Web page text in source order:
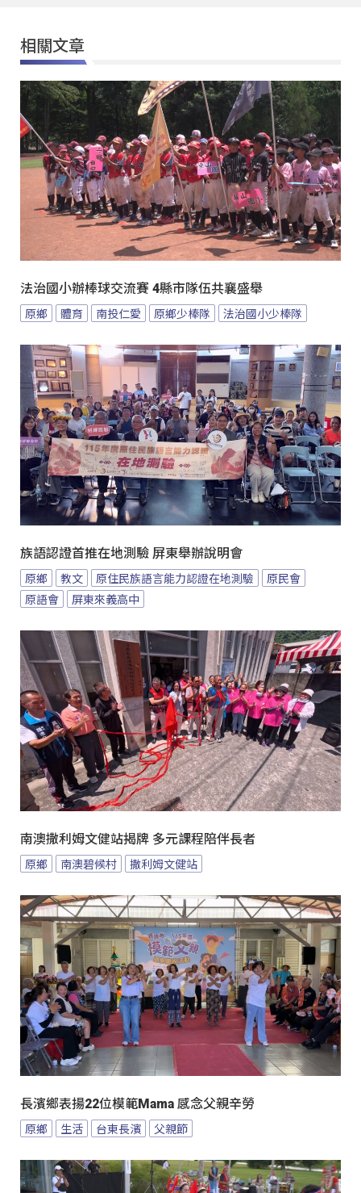
相關文章
法治國小辦棒球交流賽 4縣市隊伍共襄盛舉
原鄉 體育 南投仁愛 原鄉少棒隊 法治國小少棒隊
族語認證首推在地測驗 屏東舉辦說明會
原鄉 教文 原住民族語言能力認證在地測驗
原民會
原語會
屏東來義高中
南澳撒利姆文健站揭牌 多元課程陪伴長者
原鄉 南澳碧候村 撒利姆文健站
長濱鄉表揚22位模範Mama 感念父親辛勞
原鄉 生活 台東長濱 父親節